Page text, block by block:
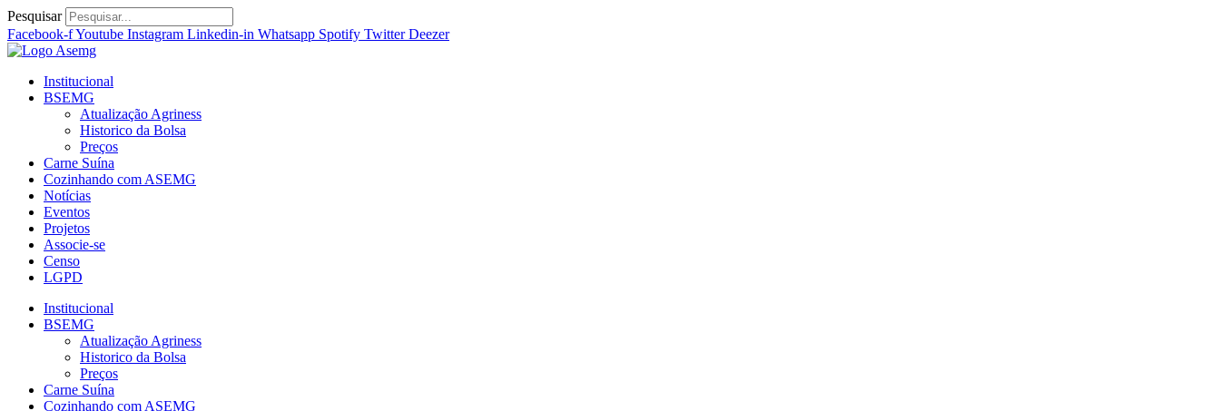
Ir
para
o
conteúdo
Pesquisar
Facebook-fYoutube Instagram Linkedin-in Whatsapp Spotify Twitter Deezer
Institucional
BSEMG
Atualização Agriness
Historico da Bolsa
Preços
Carne Suína
Cozinhando com ASEMG
Notícias
Eventos
Projetos
Associe-se
Censo
LGPD
Institucional
BSEMG
Atualização Agriness
Historico da Bolsa
Preços
Carne Suína
Cozinhando com ASEMG